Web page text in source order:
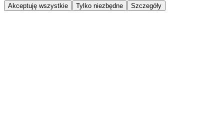
Akceptuję wszystkie Tylko niezbędne Szczegóły